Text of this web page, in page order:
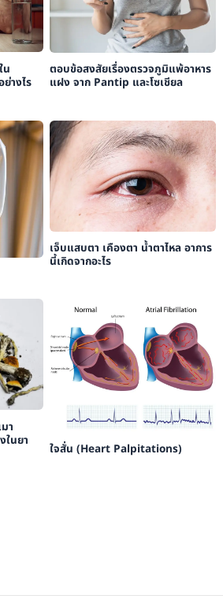
น
างไร
ตอบข้อสงสัยเรื่องตรวจภูมิแพ้อาหาร
แฝง จาก Pantip และโซเชียล
เจ็บแสบตา เคืองตา น้ำตาไหล อาการ
นี้เกิดจากอะไร
า
นยา
ใจสั่น (Heart Palpitations)